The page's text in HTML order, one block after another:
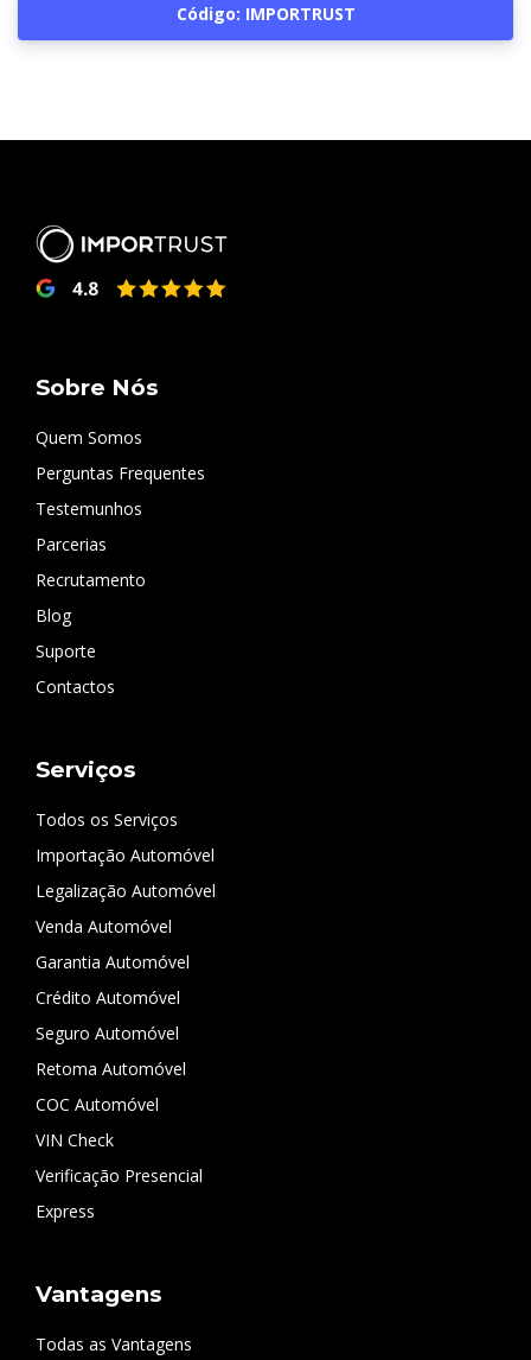
Código: IMPORTRUST
Sobre Nós
Quem Somos
Perguntas Frequentes
Testemunhos
Parcerias
Recrutamento
Blog
Suporte
Contactos
Serviços
Todos os Serviços
Importação Automóvel
Legalização Automóvel
Venda Automóvel
Garantia Automóvel
Crédito Automóvel
Seguro Automóvel
Retoma Automóvel
COC Automóvel
VIN Check
Verificação Presencial
Express
Vantagens
Todas as Vantagens